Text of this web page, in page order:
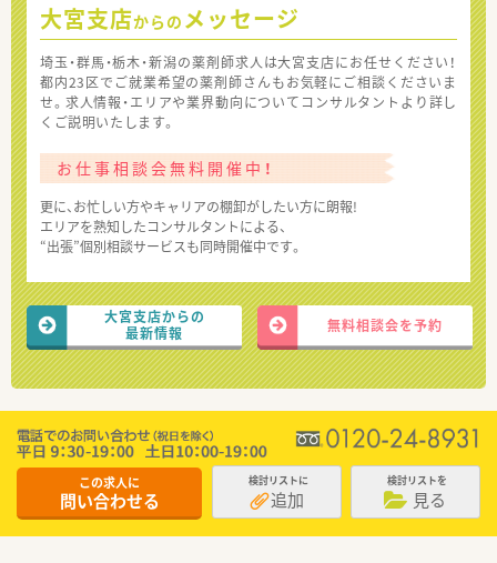
大宮支店からの メッセージ
埼玉・群馬・栃木・新潟の薬剤師求人は大宮支店にお任せください！
都内23区でご就業希望の薬剤師さんもお気軽にご相談くださいま
せ。求人情報・エリアや業界動向についてコンサルタントより詳し
くご説明いたします。
お仕事相談会無料開催中！
更に、お忙しい方やキャリアの棚卸がしたい方に朗報!
エリアを熟知したコンサルタントによる、
“出張”個別相談サービスも同時開催中です。
大宮支店からの
最新情報
無料相談会を予約
この求人に
問い合わせる
検討リストに
追加
検討リストを
見る